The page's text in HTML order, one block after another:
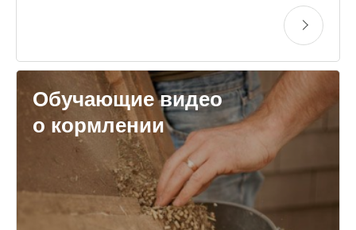
Обучающие видео
о кормлении